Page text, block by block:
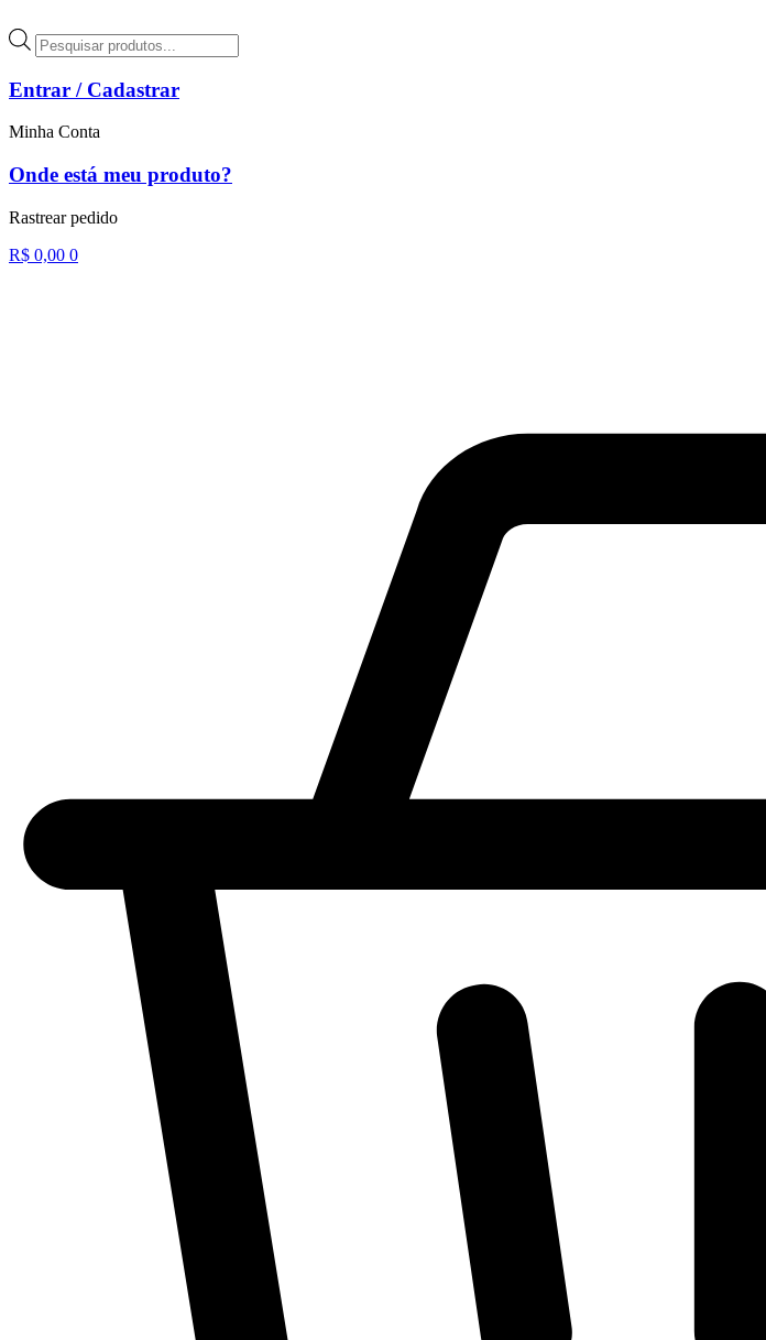
paraPesquisar
produtos
Entrar / Cadastrar
Minha Conta
Onde está meu produto?
Rastrear pedido
R$ 0,00 0